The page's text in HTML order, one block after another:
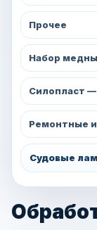
Прочее
Набор
Силопласт
Ремонтные
Судовые